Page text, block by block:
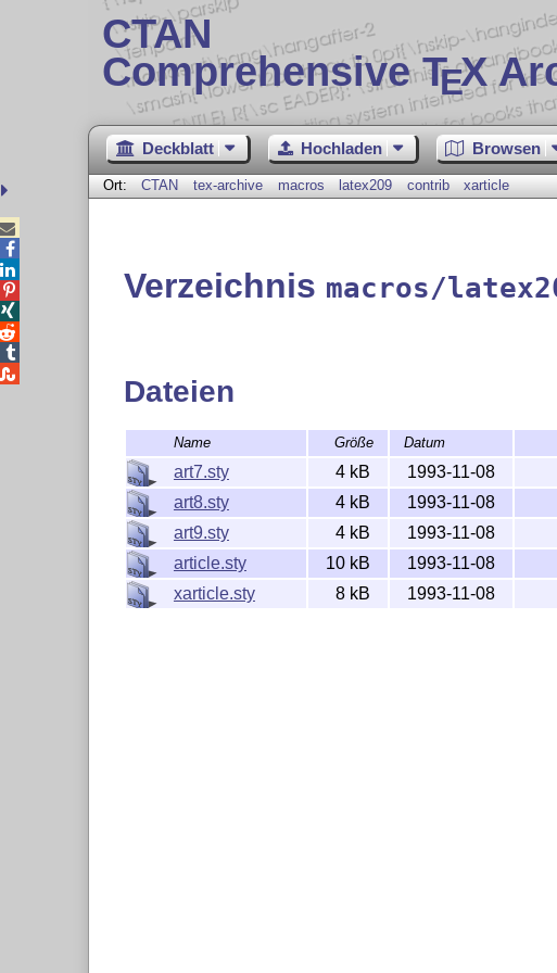
CTAN
Comprehensive TEX
Deckblatt Hochladen Browsen
Ort: CTAN tex-archive macros latex209 contrib xarticle
Verzeichnis macros/
Dateien
Name Größe Datum
art7.sty 4 kB
1993-11-08
art8.sty
4 kB
1993-11-08
art9.sty
4 kB
1993-11-08
article.sty
10 kB
1993-11-08
xarticle.sty
8 kB 1993-11-08




